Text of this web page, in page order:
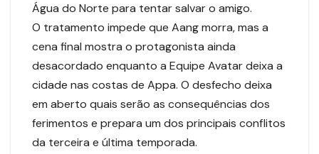
Água do Norte para tentar salvar o amigo.
O tratamento impede que Aang morra, mas a
cena final mostra o protagonista ainda
desacordado enquanto a Equipe Avatar deixa a
cidade nas costas de Appa. O desfecho deixa
em aberto quais serão as consequências dos
ferimentos e prepara um dos principais conflitos
da terceira e última temporada.